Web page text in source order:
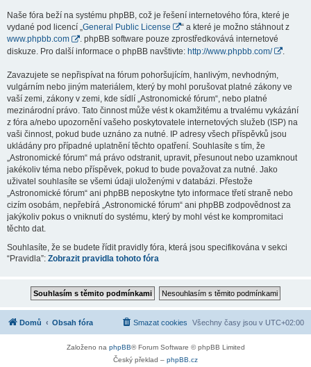
Naše fóra beží na systému phpBB, což je řešení internetového fóra, které je
vydané pod licencí „General Public License
“ a které je možno stáhnout z
www.phpbb.com
. phpBB software pouze zprostředkovává internetové
diskuze. Pro další informace o phpBB navštivte: http://www.phpbb.com/
Zavazujete se nepřispívat na fórum pohoršujícím, hanlivým, nevhodným,
vulgárním nebo jiným materiálem, který by mohl porušovat platné zákony ve
vaší zemi, zákony v zemi, kde sídlí „Astronomické fórum“, nebo platné
mezinárodní právo. Tato činnost může vést k okamžitému a trvalému vykázání
z fóra a/nebo upozornění vašeho poskytovatele internetových služeb (ISP) na
vaši činnost, pokud bude uznáno za nutné. IP adresy všech příspěvků jsou
ukládány pro případné uplatnění těchto opatření. Souhlasíte s tím, že
„Astronomické fórum“ má právo odstranit, upravit, přesunout nebo uzamknout
jakékoliv téma nebo příspěvek, pokud to bude považovat za nutné. Jako
uživatel souhlasíte se všemi údaji uloženými v databázi. Přestože
„Astronomické fórum“ ani phpBB neposkytne tyto informace třetí straně nebo
cizím osobám, nepřebírá „Astronomické fórum“ ani phpBB zodpovědnost za
jakýkoliv pokus o vniknutí do systému, který by mohl vést ke kompromitaci
těchto dat.
Souhlasíte, že se budete řídit pravidly fóra, která jsou specifikována v sekci
“Pravidla”: Zobrazit pravidla tohoto fóra
Domů Obsah fóra Všechny časy jsou v UTC+02:00
Smazat cookies
Založeno na phpBB® Forum Software © phpBB Limited
Český překlad – phpBB.cz